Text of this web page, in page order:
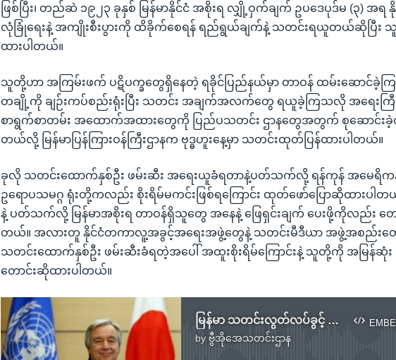
ဖြစ်ပြီး၊ တည်ဆဲ ၁၉၂၃ ခုနှစ် မြန်မာနိုင်ငံ အစိုးရ လျှို့ဝှက်ချက် ဥပဒေပုဒ်မ (၃) အရ
လုံခြုံရေးနဲ့ အကျိုးစီးပွားကို ထိခိုက်စေရန် ရည်ရွယ်ချက်နဲ့ သတင်းရယူတယ်ဆိုပြီ
ထားပါတယ်။
သူတို့ဟာ အကြမ်းဖက် ပဋိပက္ခတွေရှိနေတဲ့ ရခိုင်ပြည်နယ်မှာ တာဝန် ထမ်းဆောင်ခဲ့က
တချို့ကို ချဉ်းကပ်စည်းရုံးပြီး သတင်း အချက်အလက်တွေ ရယူခဲ့ကြသလို အရေးကြီ
စာရွက်စာတမ်း အထောက်အထားတွေကို ပြည်ပသတင်း ဌာနတွေအတွက် စုဆောင်းခဲ့တ
တယ်လို့ မြန်မာပြန်ကြားဝန်ကြီးဌာနက ဗုဒ္ဓဟူးနေ့မှာ သတင်းထုတ်ပြန်ထားပါတယ်။
ခုလို သတင်းထောက်နှစ်ဦး ဖမ်းဆီး အရေးယူခံရတာနဲ့ပတ်သက်လို့ ရန်ကုန် အမေရိက
ဥရောပသမဂ္ဂ ရုံးတို့ကလည်း စိုးရိမ်မကင်းဖြစ်ရကြောင်း ထုတ်ဖော်ပြောဆိုထားပါ
နဲ့ ပတ်သက်လို့ မြန်မာအစိုးရ တာဝန်ရှိသူတွေ အနေနဲ့ ဖြေရှင်းချက် ပေးဖို့ကိုလည်း တေ
တယ်။ အလားတူ နိုင်ငံတကာလူ့အခွင့်အရေးအဖွဲ့တွေနဲ့ သတင်းမီဒီယာ အဖွဲ့အစည်း
သတင်းထောက်နှစ်ဦး ဖမ်းဆီးခံရတဲ့အပေါ် အထူးစိုးရိမ်ကြောင်းနဲ့ သူတို့ကို အမြန်ဆုံး
တောင်းဆိုထားပါတယ်။
မြန်မာ သတင်းလွတ်လပ်ခွင့် ကုလအကြီးအကဲ စိုးရိမ်
byဗွီအိုအေသတင်းဌာန
No media source currently available